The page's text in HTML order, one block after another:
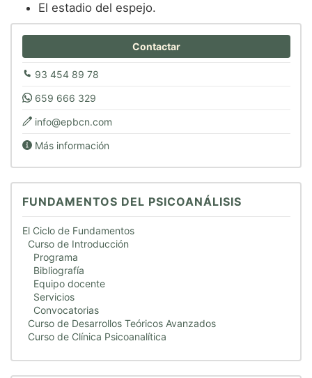
El estadio del espejo.
Contactar
93 454 89 78
659 666 329
info@epbcn.com
Más información
FUNDAMENTOS DEL PSICOANÁLISIS
El Ciclo de Fundamentos
Curso de Introducción
Programa
Bibliografía
Equipo docente
Servicios
Convocatorias
Curso de Desarrollos Teóricos Avanzados
Curso de Clínica Psicoanalítica